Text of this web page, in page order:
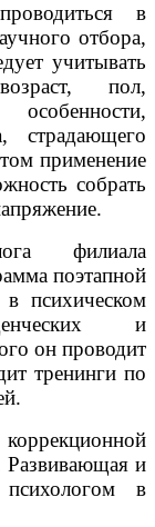
в
отбора,
учитывать
пол,
страдающего
применение
собрать
филиала
поэтапной
в психическом
и
он проводит
тренинги по
Развивающая и
психологом в